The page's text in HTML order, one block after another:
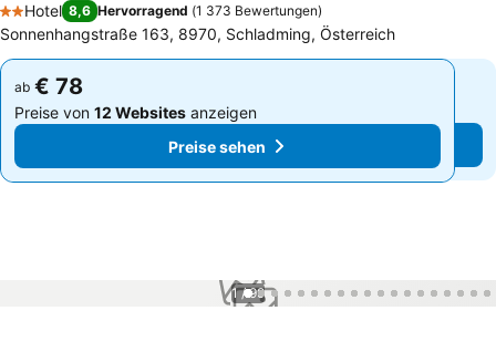
2 Sterne
Hotel 8,6 Hervorragend (1 373 Bewertungen)
Sonnenhangstraße 163, 8970, Schladming, Österreich
ab € 78
Preise von 12 Websitesanzeigen
Preise sehen
ab € 78
Preise von 12 Websites anzeigen
Preise sehen
1 / 99